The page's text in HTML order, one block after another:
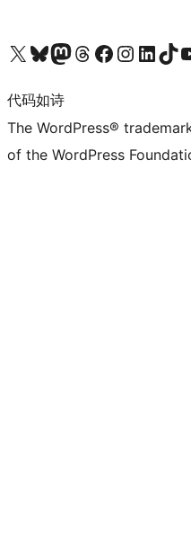
关注我们的 X（原 Twitter）账号访问我们的 Bluesky 账号关注我们的 Mastodon 账号访问我们的 Threads 账号 访问我们的 Facebook 公共主页关注我们的 Instagram 账号 关注我们的 LinkedIn 主页访问我们的 TikTok 账号访问我
代码如诗
The WordPress®
of the WordPress